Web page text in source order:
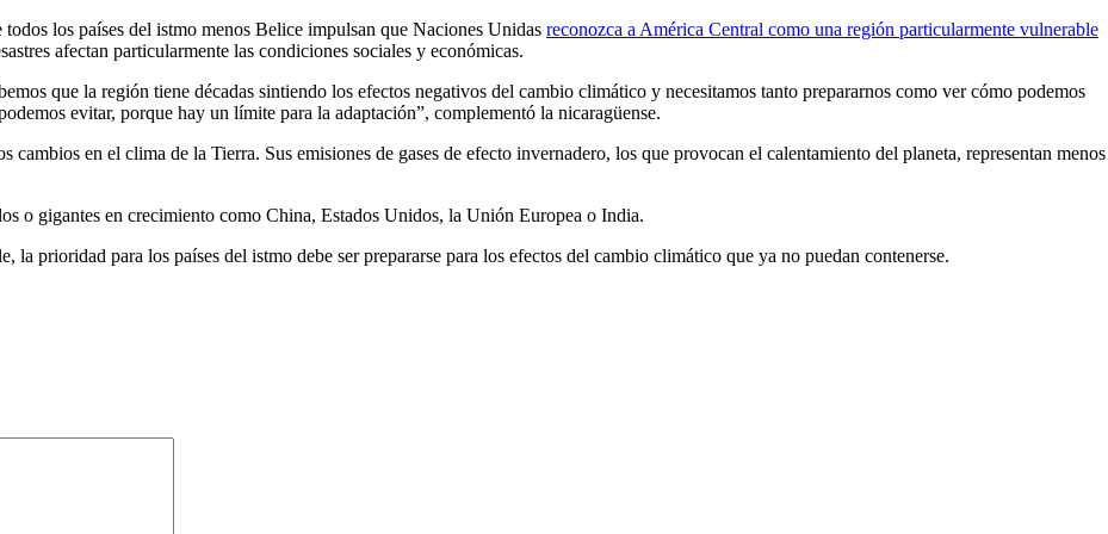
los países del istmo menos Belice impulsan que Naciones Unidas reconozca a América Central como una región particularmente vulnerable
afectan particularmente las condiciones sociales y económicas.
que la región tiene décadas sintiendo los efectos negativos del cambio climático y necesitamos tanto prepararnos como ver cómo podemos
evitar, porque hay un límite para la adaptación”, complementó la nicaragüense.
cambios en el clima de la Tierra. Sus emisiones de gases de efecto invernadero, los que provocan el calentamiento del planeta, representan menos
o gigantes en crecimiento como China, Estados Unidos, la Unión Europea o India.
la prioridad para los países del istmo debe ser prepararse para los efectos del cambio climático que ya no puedan contenerse.